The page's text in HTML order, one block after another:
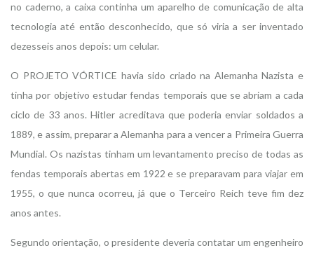
no caderno, a caixa continha um aparelho de comunicação de alta
tecnologia até então desconhecido, que só viria a ser inventado
dezesseis anos depois: um celular.
O PROJETO VÓRTICE havia sido criado na Alemanha Nazista e
tinha por objetivo estudar fendas temporais que se abriam a cada
ciclo de 33 anos. Hitler acreditava que poderia enviar soldados a
1889, e assim, preparar a Alemanha para a vencer a Primeira Guerra
Mundial. Os nazistas tinham um levantamento preciso de todas as
fendas temporais abertas em 1922 e se preparavam para viajar em
1955, o que nunca ocorreu, já que o Terceiro Reich teve fim dez
anos antes.
Segundo orientação, o presidente deveria contatar um engenheiro